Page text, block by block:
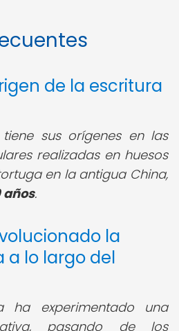
de la escritura
sus orígenes en las
realizadas en huesos
en la antigua China,
años.
la
a lo largo del
ha experimentado una
pasando de los